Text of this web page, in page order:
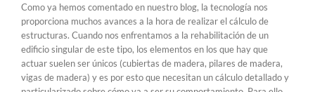
Como ya hemos comentado en nuestro blog, la tecnología nos
proporciona muchos avances a la hora de realizar el cálculo de
estructuras. Cuando nos enfrentamos a la rehabilitación de un
edificio singular de este tipo, los elementos en los que hay que
actuar suelen ser únicos (cubiertas de madera, pilares de madera,
vigas de madera) y es por esto que necesitan un cálculo detallado y